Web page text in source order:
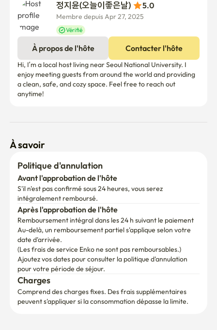
5.0
Membre depuis Apr 27, 2025
Vérifié
À propos de l'hôte Contacter l'hôte
Hi, I’m a local host living near Seoul National University. I
enjoy meeting guests from around the world and providing
a clean, safe, and cozy space. Feel free to reach out
À savoir
Politique d'annulation
Avant l'approbation de l'hôte
S'il n'est pas confirmé sous 24 heures, vous serez
intégralement remboursé.
Après l'approbation de l'hôte
Remboursement intégral dans les 24 h suivant le paiement
Au-delà, un remboursement partiel s'applique selon votre
date d'arrivée.
(Les frais de service Enko ne sont pas remboursables.)
Ajoutez vos dates pour consulter la politique d'annulation
pour votre période de séjour.
Charges
Comprend des charges fixes. Des frais supplémentaires
peuvent s'appliquer si la consommation dépasse la limite.